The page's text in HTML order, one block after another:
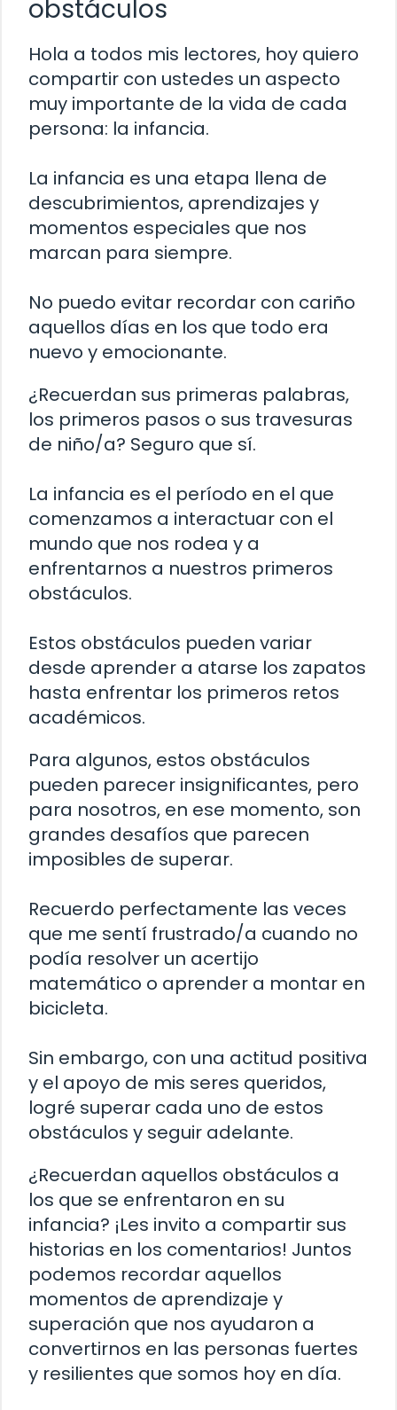
obstáculos
Hola a todos mis lectores, hoy quiero
compartir con ustedes un aspecto
muy importante de la vida de cada
persona: la infancia.
La infancia es una etapa llena de
descubrimientos, aprendizajes y
momentos especiales que nos
marcan para siempre.
No puedo evitar recordar con cariño
aquellos días en los que todo era
nuevo y emocionante.
¿Recuerdan sus primeras palabras,
los primeros pasos o sus travesuras
de niño/a? Seguro que sí.
La infancia es el período en el que
comenzamos a interactuar con el
mundo que nos rodea y a
enfrentarnos a nuestros primeros
obstáculos.
Estos obstáculos pueden variar
desde aprender a atarse los zapatos
hasta enfrentar los primeros retos
académicos.
Para algunos, estos obstáculos
pueden parecer insignificantes, pero
para nosotros, en ese momento, son
grandes desafíos que parecen
imposibles de superar.
Recuerdo perfectamente las veces
que me sentí frustrado/a cuando no
podía resolver un acertijo
matemático o aprender a montar en
bicicleta.
Sin embargo, con una actitud positiva
y el apoyo de mis seres queridos,
logré superar cada uno de estos
obstáculos y seguir adelante.
¿Recuerdan aquellos obstáculos a
los que se enfrentaron en su
infancia? ¡Les invito a compartir sus
historias en los comentarios! Juntos
podemos recordar aquellos
momentos de aprendizaje y
superación que nos ayudaron a
convertirnos en las personas fuertes
y resilientes que somos hoy en día.